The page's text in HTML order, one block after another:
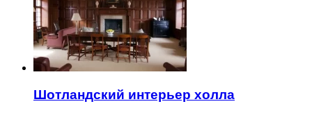
Шотландский интерьер холла